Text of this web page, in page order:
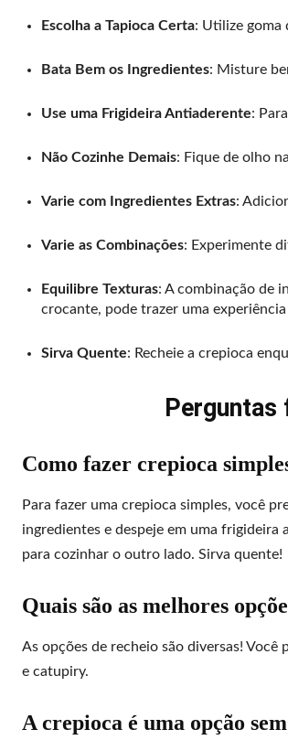
Escolha a Tapioca Certa: Utilize goma
Bata Bem os Ingredientes: Misture
Use uma Frigideira Antiaderente:
Não Cozinhe Demais: Fique de olho
Varie com Ingredientes Extras:
Varie as Combinações: Experimente
Equilibre Texturas: A combinação de
crocante, pode trazer uma
Sirva Quente: Recheie a crepioca
Como fazer crepioca
Para fazer uma crepioca simples, você
ingredientes e despeje em uma
para cozinhar o outro lado. Sirva quente!
Quais são as melhores
As opções de recheio são diversas!
e catupiry.
A crepioca é uma opção